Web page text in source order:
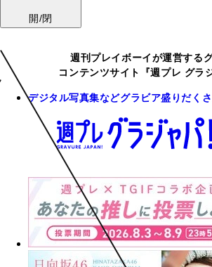
開/閉
週刊プレイボーイが運営する
コンテンツサイト『週プレ グラ
デジタル写真集などグラビア盛りだく